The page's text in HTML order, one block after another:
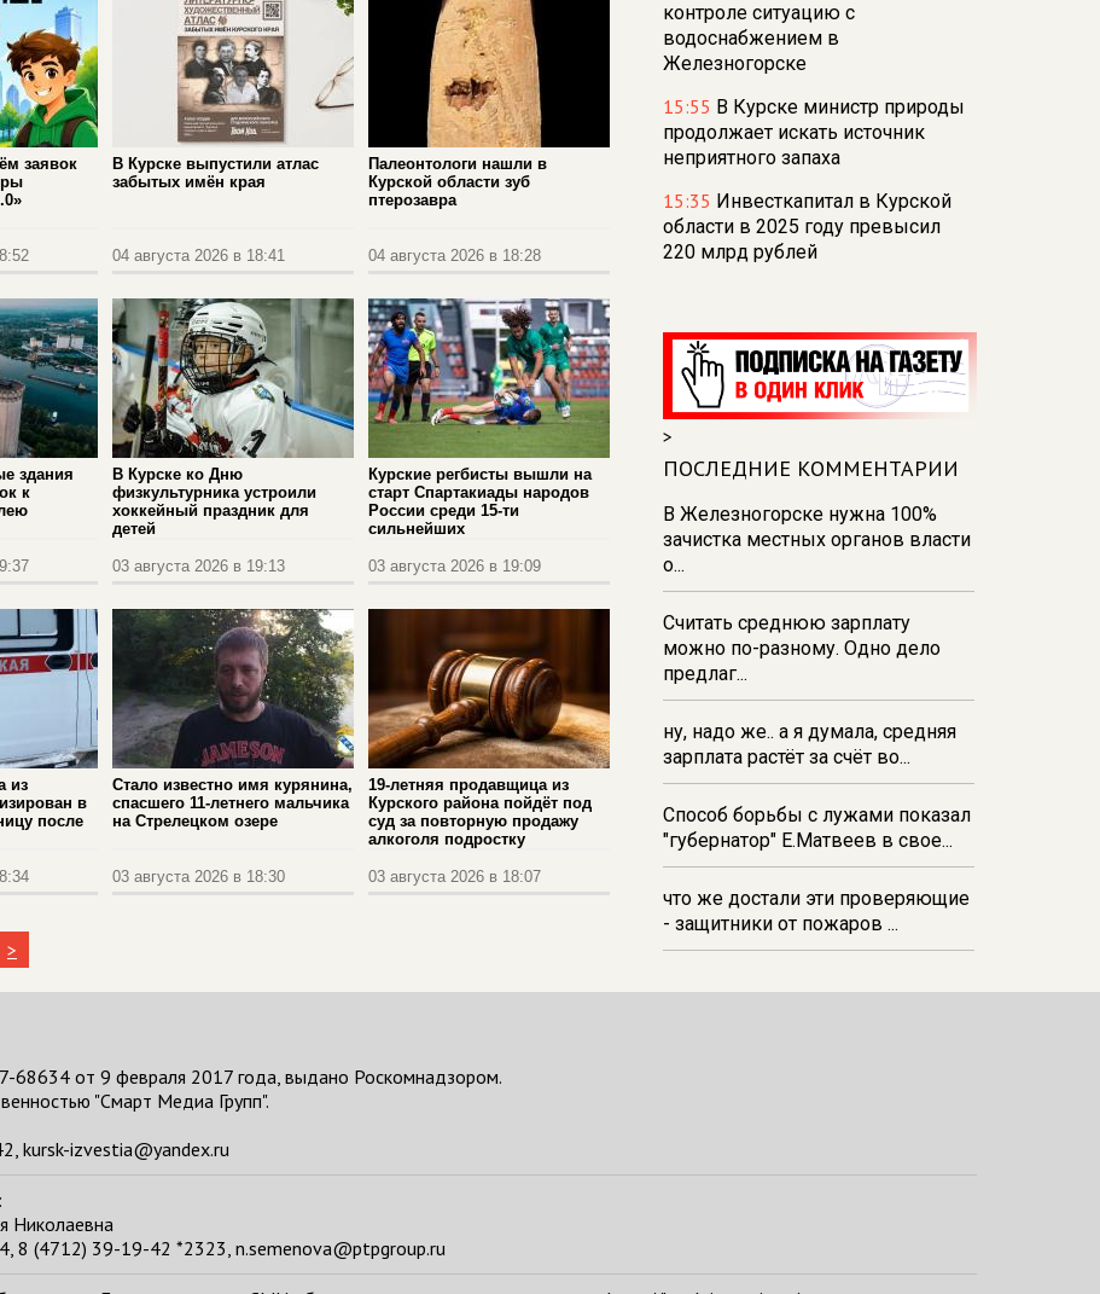
заявок
В Курске выпустили атлас
забытых имён края
04 августа 2026 в 18:41
Палеонтологи нашли в
Курской области зуб
птерозавра
04 августа 2026 в 18:28
здания
к
В Курске ко Дню
физкультурника устроили
хоккейный праздник для
детей
03 августа 2026 в 19:13
Курские регбисты вышли на
старт Спартакиады народов
России среди 15-ти
сильнейших
03 августа 2026 в 19:09
из
в
после
Стало известно имя курянина,
спасшего 11‑летнего мальчика
на Стрелецком озере
03 августа 2026 в 18:30
19-летняя продавщица из
Курского района пойдёт под
суд за повторную продажу
алкоголя подростку
03 августа 2026 в 18:07
>
контроле ситуацию с
водоснабжением в
Железногорске
15:55 В Курске министр природы
продолжает искать источник
неприятного запаха
15:35 Инвесткапитал в Курской
области в 2025 году превысил
220 млрд рублей
24,7 тыс. человек
14:50
Глава Железногорска
назвал причины перебоев с
водой
14:01На водоемах Курской
области погибли 10 человек, двое
из них - дети
12:46
видит экономику в реальном
времени
>
ПОСЛЕДНИЕ КОММЕНТАРИИ
В Железногорске нужна 100%
зачистка местных органов власти
о...
Считать среднюю зарплату
можно по-разному. Одно дело
предлаг...
ну, надо же.. а я думала, средняя
зарплата растёт за счёт во...
Способ борьбы с лужами показал
"губернатор" Е.Матвеев в свое...
что же достали эти проверяющие
- защитники от пожаров ...
от 9 февраля 2017 года, выдано Роскомнадзором.
"Смарт Медиа Групп".
kursk-izvestia@yandex.ru
Николаевна
8 (4712) 39-19-42 *2323, n.semenova@ptpgroup.ru